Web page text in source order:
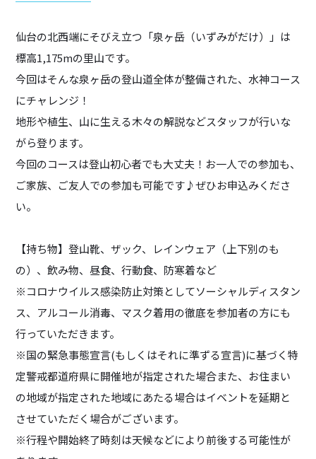
仙台の北西端にそびえ立つ「泉ヶ岳（いずみがだけ）」は
標高1,175mの里山です。
今回はそんな泉ヶ岳の登山道全体が整備された、水神コース
にチャレンジ！
地形や植生、山に生える木々の解説などスタッフが行いな
がら登ります。
今回のコースは登山初心者でも大丈夫！お一人での参加も、
ご家族、ご友人での参加も可能です♪ぜひお申込みくださ
い。
【持ち物】登山靴、ザック、レインウェア（上下別のも
の）、飲み物、昼食、行動食、防寒着など
※コロナウイルス感染防止対策としてソーシャルディスタン
ス、アルコール消毒、マスク着用の徹底を参加者の方にも
行っていただきます。
※国の緊急事態宣言(もしくはそれに準ずる宣言)に基づく特
定警戒都道府県に開催地が指定された場合また、お住まい
の地域が指定された地域にあたる場合はイベントを延期と
させていただく場合がございます。
※行程や開始終了時刻は天候などにより前後する可能性が